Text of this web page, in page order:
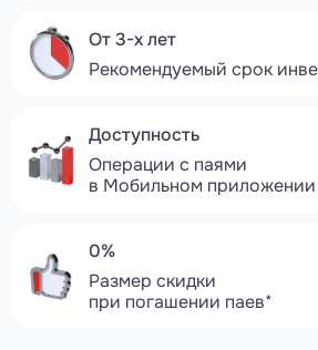
От 3-х лет
Рекомендуемый срок
Доступность
Операции с паями
в Мобильном приложении
0%
Размер скидки
при погашении паев*